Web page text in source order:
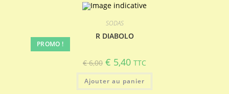
PROMO !
SODAS
R DIABOLO
€6,00 Le
prix
initial
était :
€ 6,00.
€ 5,40Le
prix
actuel
est :
€ 5,40.
TTC
Ajouter au panier